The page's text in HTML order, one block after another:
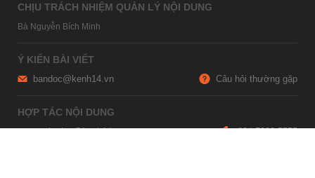
CHỊU TRÁCH NHIỆM QUẢN LÝ NỘI DUNG
Bà Nguyễn Bích Minh
Ý KIẾN BÀI VIẾT
bandoc@kenh14.vn Câu hỏi thường gặp
HỢP TÁC NỘI DUNG
marketing@kenh14.vn 024 7309 5555